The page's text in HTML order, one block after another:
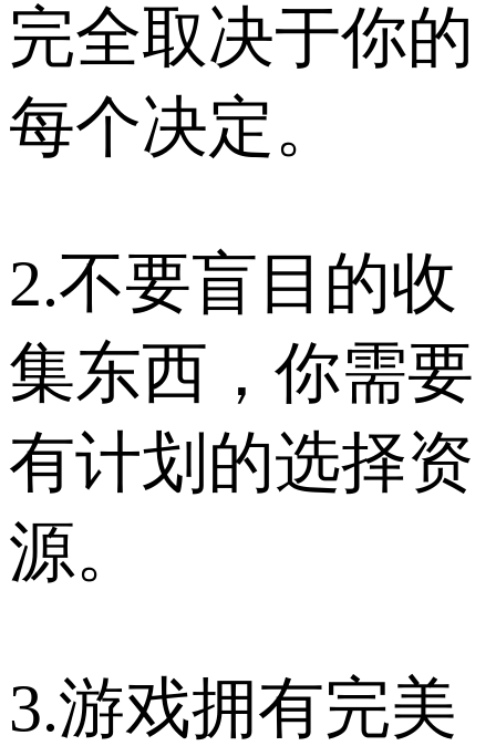
完全取决于你的
每个决定。
2.不要盲目的收
集东西，你需要
有计划的选择资
源。
3.游戏拥有完美